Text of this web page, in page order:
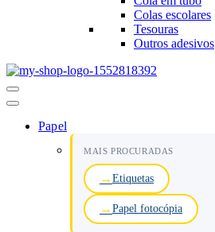
Colas escolares
Tesouras
Outros adesivos
Menu
de
Papel
MAIS PROCURADAS
Etiquetas
Papel fotocópia